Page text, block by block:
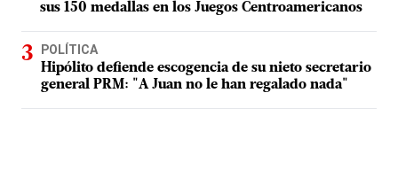
sus 150 medallas en los Juegos Centroamericanos
POLÍTICA
Hipólito defiende escogencia de su nieto secretario
general PRM: "A Juan no le han regalado nada"